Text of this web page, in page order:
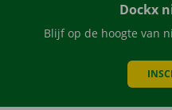
Dockx
Blijf op de hoogte van